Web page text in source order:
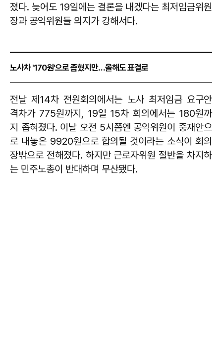
졌다. 늦어도 19일에는 결론을 내겠다는 최저임금위원
장과 공익위원들 의지가 강해서다.
노사차 '170원'으로 좁혔지만…올해도 표결로
전날 제14차 전원회의에서는 노사 최저임금 요구안
격차가 775원까지, 19일 15차 회의에서는 180원까
지 좁혀졌다. 이날 오전 5시쯤엔 공익위원이 중재안으
로 내놓은 9920원으로 합의될 것이라는 소식이 회의
장밖으로 전해졌다. 하지만 근로자위원 절반을 차지하
는 민주노총이 반대하며 무산됐다.